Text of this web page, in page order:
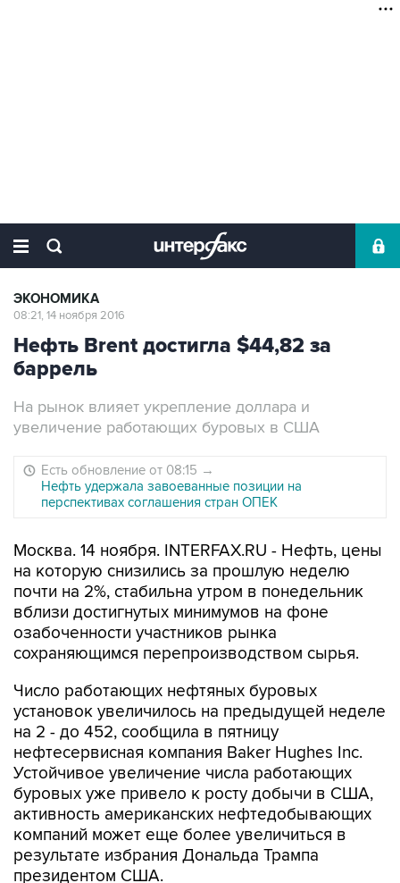
ЭКОНОМИКА
08:21, 14 ноября 2016
Нефть Brent достигла $44,82 за
баррель
На рынок влияет укрепление доллара и
увеличение работающих буровых в США
Есть обновление от 08:15 →
Нефть удержала завоеванные позиции на
перспективах соглашения стран ОПЕК
Москва. 14 ноября. INTERFAX.RU - Нефть, цены
на которую снизились за прошлую неделю
почти на 2%, стабильна утром в понедельник
вблизи достигнутых минимумов на фоне
озабоченности участников рынка
сохраняющимся перепроизводством сырья.
Число работающих нефтяных буровых
установок увеличилось на предыдущей неделе
на 2 - до 452, сообщила в пятницу
нефтесервисная компания Baker Hughes Inc.
Устойчивое увеличение числа работающих
буровых уже привело к росту добычи в США,
активность американских нефтедобывающих
компаний может еще более увеличиться в
результате избрания Дональда Трампа
президентом США.